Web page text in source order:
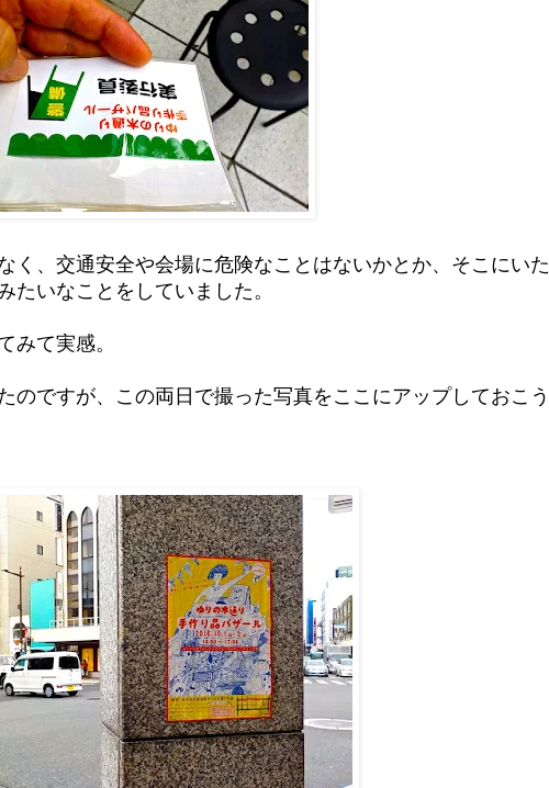
く、交通安全や会場に危険なことはないかとか、そこにいた
たいなことをしていました。
みて実感。
のですが、この両日で撮った写真をここにアップしておこう